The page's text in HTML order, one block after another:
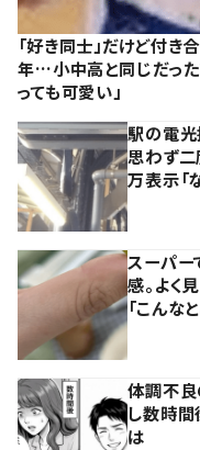
「好き同士」だけど付き
年…小中高と同じだっ
っても可愛い」
駅の電
思わず
万表示「
スーパー
感。よく
「こんな
体調不良
し数時間
は